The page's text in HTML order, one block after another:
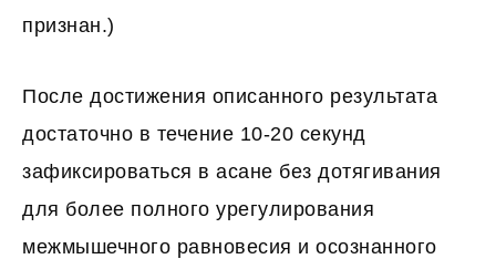
признан.)
После достижения описанного результата
достаточно в течение 10-20 секунд
зафиксироваться в асане без дотягивания
для более полного урегулирования
межмышечного равновесия и осознанного